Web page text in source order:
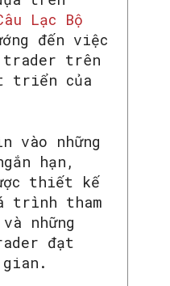
Lạc Bộ
đến việc
trader trên
triển của
vào những
hạn,
thiết kế
trình tham
những
đạt